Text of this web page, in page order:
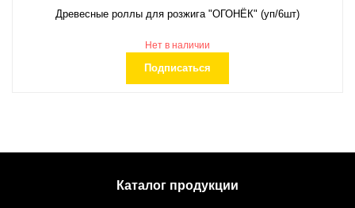
Древесные роллы для розжига "ОГОНЁК" (уп/6шт)
Нет в наличии
Подписаться
Каталог продукции